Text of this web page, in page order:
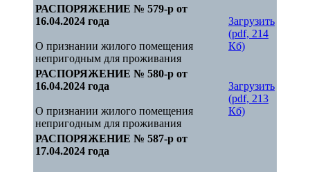
РАСПОРЯЖЕНИЕ № 579-р от
16.04.2024 года
О признании жилого помещения
непригодным для проживания
Загрузить
(pdf, 214
Кб)
РАСПОРЯЖЕНИЕ № 580-р от
16.04.2024 года
О признании жилого помещения
непригодным для проживания
Загрузить
(pdf, 213
Кб)
РАСПОРЯЖЕНИЕ № 587-р от
17.04.2024 года